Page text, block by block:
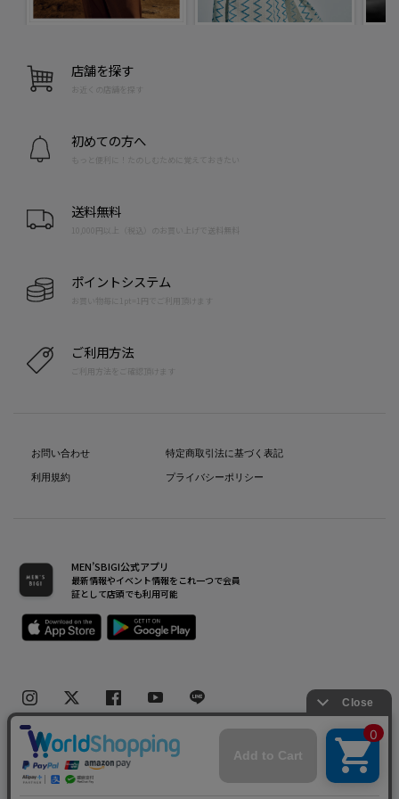
店舗を探す
お近くの店舗を探す
初めての方へ
もっと便利に！たのしむために覚えておきたい
送料無料
10,000円以上（税込）のお買い上げで送料無料
ポイントシステム
お買い物毎に1pt=1円でご利用頂けます
ご利用方法
ご利用方法をご確認頂けます
お問い合わせ
利用規約
特定商取引法に基づく表記
プライバシーポリシー
MEN’SBIGI公式アプリ
最新情報やイベント情報をこれ一つで会員
証として店頭でも利用可能
Copyright(C) Bigi Co.,Ltd.All Rights Reserved.